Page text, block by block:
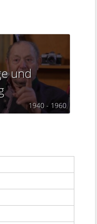
und
1940 - 1960